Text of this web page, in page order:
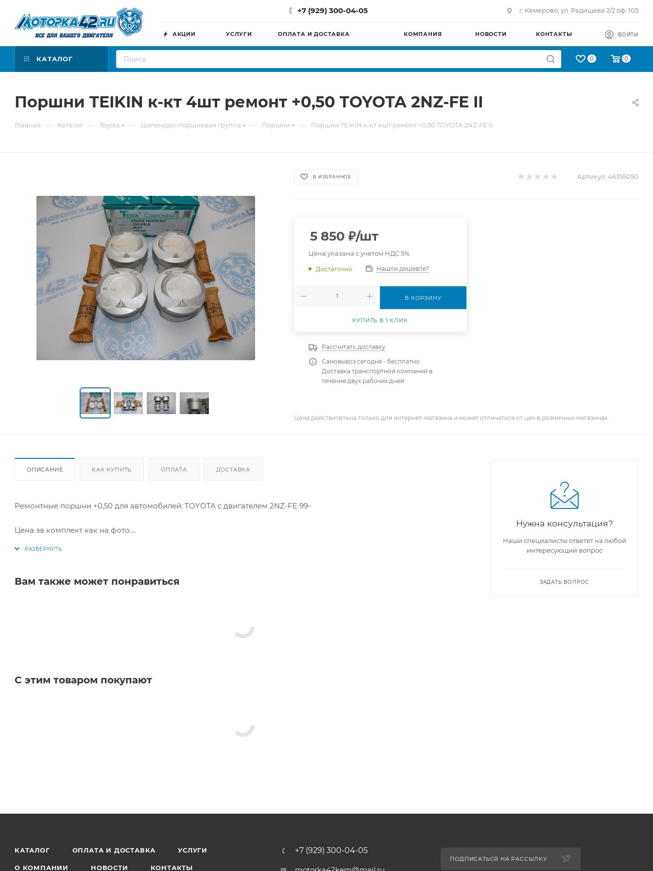
+7 (929) 300-04-05 г. Кемерово, ул. Радищева 2/2 оф. 105
АКЦИИ УСЛУГИ ОПЛАТА И ДОСТАВКА КОМПАНИЯ НОВОСТИ КОНТАКТЫ ВОЙТИ
КАТАЛОГ 0 0
Поршни TEIKIN к-кт 4шт ремонт +0,50 TOYOTA 2NZ-FE II
Главная — Каталог — Toyota — Цилиндро-поршневая группа — Поршни — Поршни TEIKIN к-кт 4шт ремонт +0,50 TOYOTA 2NZ-FE II
В ИЗБРАННОЕ Артикул: 46355050
5 850 ₽/шт
Цена указана с учетом НДС 5%
Достаточно Нашли дешевле?
В КОРЗИНУ
КУПИТЬ В 1 КЛИК
Рассчитать доставку
Самовывоз сегодня - бесплатно
Доставка транспортной компаний в
течение двух рабочих дней
Цена действительна только для интернет-магазина и может отличаться от цен в розничных магазинах
ОПИСАНИЕ КАК КУПИТЬ ОПЛАТА ДОСТАВКА
Ремонтные поршни +0,50 для автомобилей: TOYOTA с двигателем 2NZ-FE 99-
Цена за комплект как на фото.
1 кольцо: 1,2 мм
Аналоги: 46355050, 13101-21040, 1310121040, 13101-21080, 1310121080
Вам также может понравиться
С этим товаром покупают
Нужна консультация?
Наши специалисты ответят на любой
интересующий вопрос
ЗАДАТЬ ВОПРОС
КАТАЛОГ ОПЛАТА И ДОСТАВКА УСЛУГИ
О КОМПАНИИ НОВОСТИ КОНТАКТЫ
+7 (929) 300-04-05
ПОДПИСАТЬСЯ НА РАССЫЛКУ